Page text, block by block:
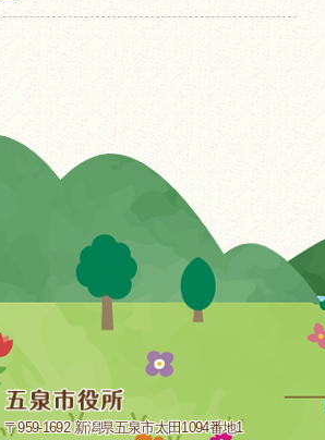
〒959-1692 新潟県五泉市太田1094番地1